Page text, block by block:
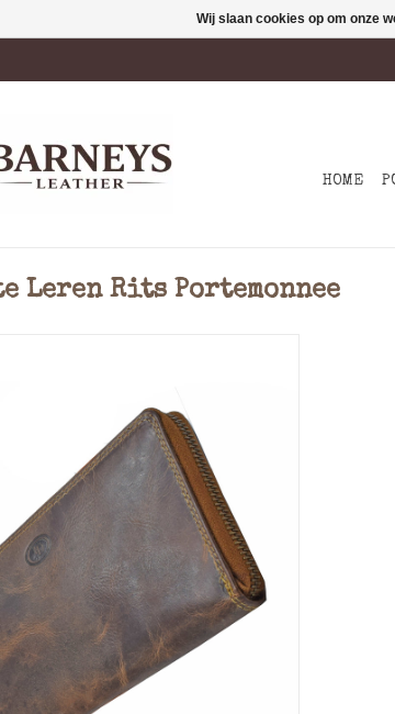
HOME
Leren Rits Portemonnee
Wij slaan cookies op om onze